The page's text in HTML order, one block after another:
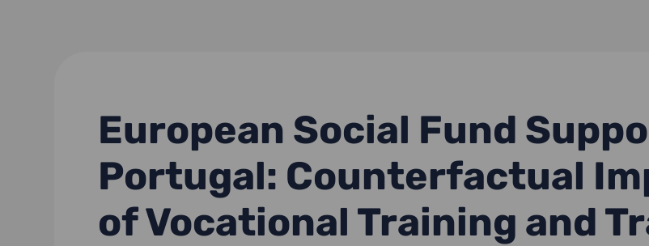
European Social Fund
Portugal: Counterfactual
of Vocational Training and